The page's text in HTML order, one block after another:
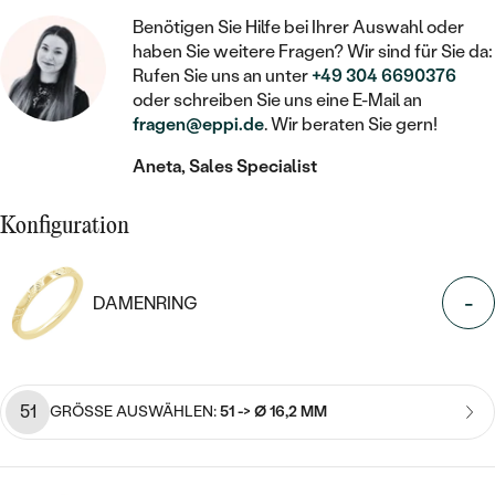
IM SET
GÜNSTIG
LUXURIÖSE
LAB GROWN DIAMANTEN ZUM
EINFASSEN
FARBIGE DIAMANTEN ZUM EINFASSEN
MIT DIAMANT
MIT LAB GROWN DIAMANT
MIT MOISSANIT
MIT FARBIGEN DIAMANTEN
MIT SCHWARZEN DIAMANTEN
SCHMUCK FÜR KINDER
BROSCHEN
SCHMUCKZUBEHÖR
NACH MATERIAL
GOLD
SILBER
NACH STEIN
PIERCINGS
MIT EDELSTEIN
PERLENOHRRINGE
PREISWERTE
LUXURIÖSE
KETTEN
HERZKETTEN
NACH EDELSTEIN
MIT DIAMANT
MIT EDELSTEIN
NACH PREIS
SIEGELRINGE
PERSONALISIERT
NACH EDELSTEIN
MIT DIAMANT
MIT EDELSTEIN
PERLENRINGE
NACH PREIS
Benötigen Sie Hilfe bei Ihrer Auswahl oder
haben Sie weitere Fragen? Wir sind für Sie da:
Rufen Sie uns an unter+49 304 6690376
oder schreiben Sie uns eine E-Mail an
fragen@eppi.de. Wir beraten Sie gern!
Aneta, Sales Specialist
Konfiguration
DAMENRING -
51 GRÖSSE AUSWÄHLEN:51 -> Ø 16,2 MM